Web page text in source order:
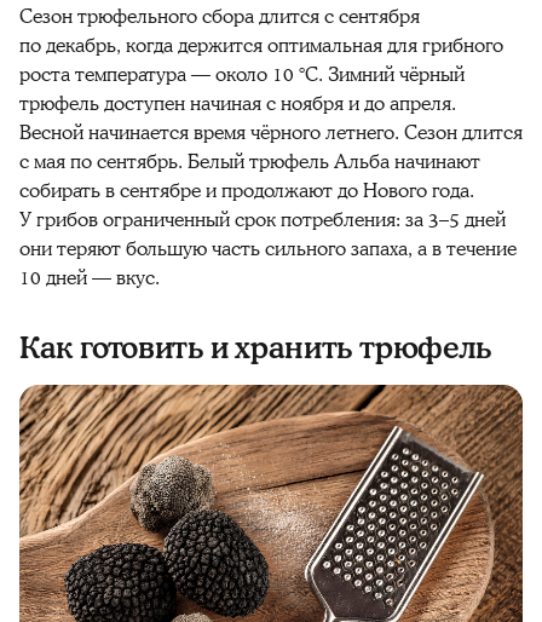
Сезон трюфельного сбора длится с сентября
по декабрь, когда держится оптимальная для грибного
роста температура — около 10 °C. Зимний чёрный
трюфель доступен начиная с ноября и до апреля.
Весной начинается время чёрного летнего. Сезон длится
с мая по сентябрь. Белый трюфель Альба начинают
собирать в сентябре и продолжают до Нового года.
У грибов ограниченный срок потребления: за 3–5 дней
они теряют большую часть сильного запаха, а в течение
10 дней — вкус.
Как готовить и хранить трюфель